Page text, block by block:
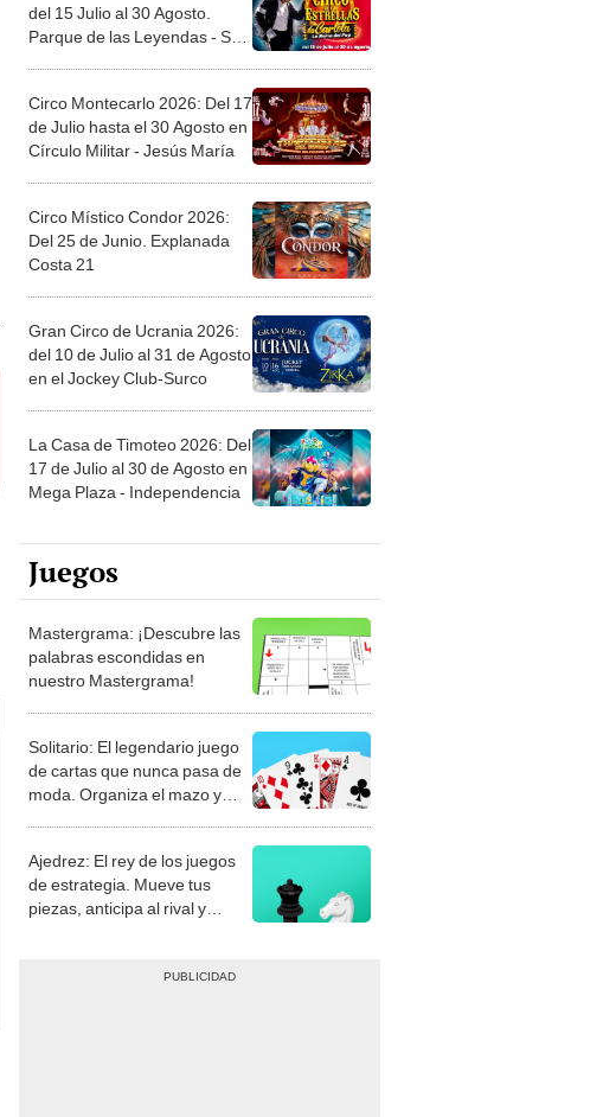
del 15 Julio al 30 Agosto.
Parque de las Leyendas - San
Circo Montecarlo 2026: Del 17
de Julio hasta el 30 Agosto en
Círculo Militar - Jesús María
Circo Místico Condor 2026:
Del 25 de Junio. Explanada
Costa 21
Gran Circo de Ucrania 2026:
del 10 de Julio al 31 de Agosto
en el Jockey Club-Surco
La Casa de Timoteo 2026: Del
17 de Julio al 30 de Agosto en
Mega Plaza - Independencia
Juegos
Mastergrama: ¡Descubre las
palabras escondidas en
nuestro Mastergrama!
Solitario: El legendario juego
de cartas que nunca pasa de
moda. Organiza el mazo y
Ajedrez: El rey de los juegos
de estrategia. Mueve tus
piezas, anticipa al rival y